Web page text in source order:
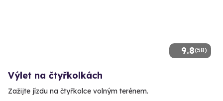
9.8(58)
Výlet na čtyřkolkách
Zažijte jízdu na čtyřkolce volným terénem.